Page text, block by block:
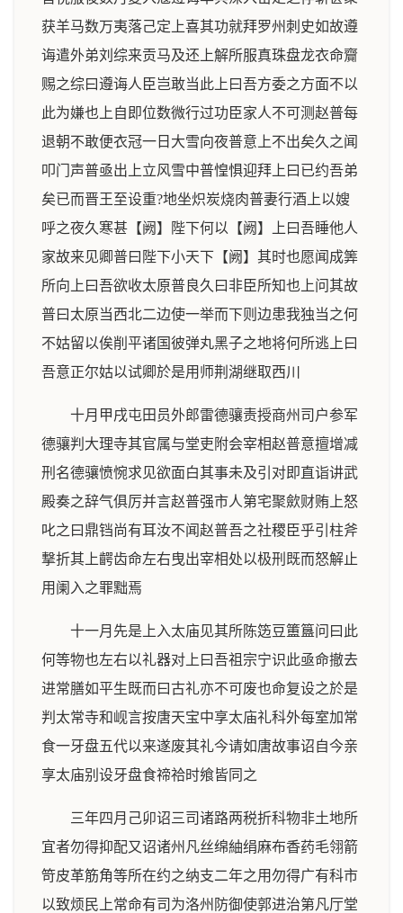
获羊马数万夷落己定上喜其功就拜罗州刺史如故遵
诲遣外弟刘综来贡马及还上解所服真珠盘龙衣命齎
赐之综曰遵诲人臣岂敢当此上曰吾方委之方面不以
此为嫌也上自即位数微行过功臣家人不可测赵普每
退朝不敢便衣冠一日大雪向夜普意上不出矣久之闻
叩门声普亟出上立风雪中普惶惧迎拜上曰已约吾弟
矣已而晋王至设重?地坐炽炭烧肉普妻行酒上以嫂
呼之夜久寒甚【阙】陛下何以【阙】上曰吾睡他人
家故来见卿普曰陛下小天下【阙】其时也愿闻成筭
所向上曰吾欲收太原普良久曰非臣所知也上问其故
普曰太原当西北二边使一举而下则边患我独当之何
不姑留以俟削平诸国彼弹丸黑子之地将何所逃上曰
吾意正尔姑以试卿於是用师荆湖继取西川
十月甲戌屯田员外郎雷德骧责授商州司户参军
德骧判大理寺其官属与堂吏附会宰相赵普意擅增减
刑名德骧愤惋求见欲面白其事未及引对即直诣讲武
殿奏之辞气俱厉并言赵普强市人第宅聚歛财贿上怒
叱之曰鼎铛尚有耳汝不闻赵普吾之社稷臣乎引柱斧
撃折其上齶齿命左右曳出宰相处以极刑既而怒解止
用阑入之罪黜焉
十一月先是上入太庙见其所陈笾豆簠簋问曰此
何等物也左右以礼器对上曰吾祖宗宁识此亟命撤去
进常膳如平生既而曰古礼亦不可废也命复设之於是
判太常寺和岘言按唐天宝中享太庙礼科外每室加常
食一牙盘五代以来遂废其礼今请如唐故事诏自今亲
享太庙别设牙盘食禘祫时飨皆同之
三年四月己卯诏三司诸路两税折科物非土地所
宜者勿得抑配又诏诸州凡丝绵紬绢麻布香药毛翎箭
笴皮革筋角等所在约之纳支二年之用勿得广有科市
以致烦民上常命有司为洛州防御使郭进治第凡厅堂